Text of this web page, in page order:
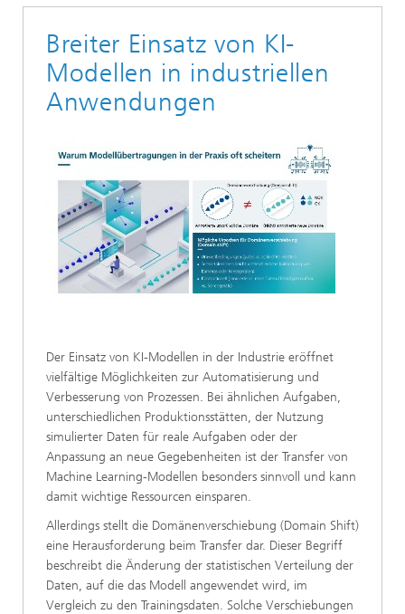
Data Efficient Automated Learning
Breiter Einsatz von KI-
Modellen in industriellen
Anwendungen
Der Einsatz von KI-Modellen in der Industrie eröffnet
vielfältige Möglichkeiten zur Automatisierung und
Verbesserung von Prozessen. Bei ähnlichen Aufgaben,
unterschiedlichen Produktionsstätten, der Nutzung
simulierter Daten für reale Aufgaben oder der
Anpassung an neue Gegebenheiten ist der Transfer von
Machine Learning-Modellen besonders sinnvoll und kann
damit wichtige Ressourcen einsparen.
Allerdings stellt die Domänenverschiebung (Domain Shift)
eine Herausforderung beim Transfer dar. Dieser Begriff
beschreibt die Änderung der statistischen Verteilung der
Daten, auf die das Modell angewendet wird, im
Vergleich zu den Trainingsdaten. Solche Verschiebungen